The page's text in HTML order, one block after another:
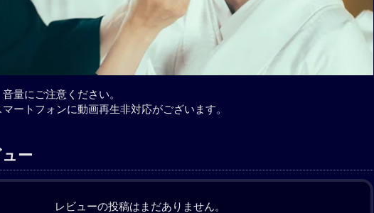
量にご注意ください。
ートフォンに動画再生非対応がございます。
ー
レビューの投稿はまだありません。